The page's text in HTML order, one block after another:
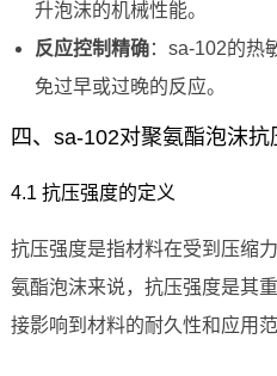
升泡沫的机械性能。
反应控制精确：sa-102的热
免过早或过晚的反应。
四、sa-102对聚氨酯泡沫
4.1 抗压强度的定义
抗压强度是指材料在受到压缩
氨酯泡沫来说，抗压强度是其
接影响到材料的耐久性和应用范